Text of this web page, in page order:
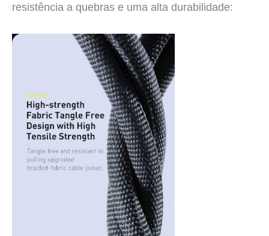
resistência a quebras e uma alta durabilidade: